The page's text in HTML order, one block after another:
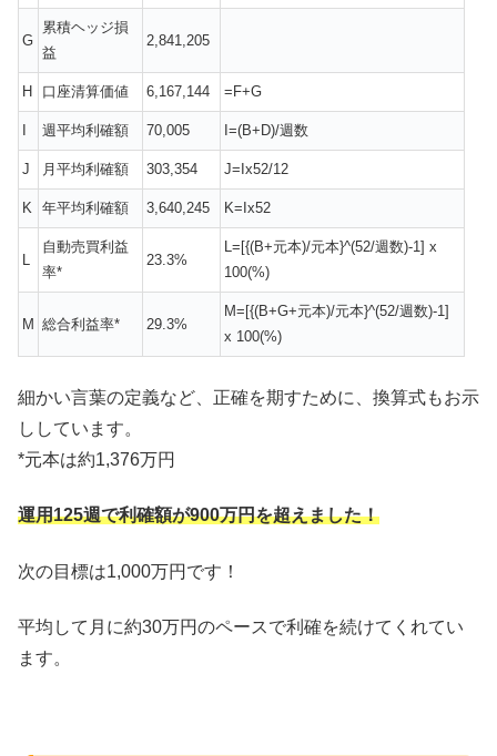
G
累積ヘッジ損
益
2,841,205
H 口座清算価値 6,167,144 =F+G
週平均利確額 70,005 I=(B+D)/週数
J 月平均利確額 303,354 J=Ix52/12
K 年平均利確額 3,640,245 K=Ix52
L
自動売買利益
率*
23.3%
L=[{(B+元本)/元本}^(52/週数)-1] x
100(%)
M 総合利益率* 29.3%
M=[{(B+G+元本)/元本}^(52/週数)-1]
x 100(%)
細かい言葉の定義など、正確を期すために、換算式もお示
ししています。
*元本は約1,376万円
運用125週で利確額が900万円を超えました！
次の目標は1,000万円です！
平均して月に約30万円のペースで利確を続けてくれてい
ます。